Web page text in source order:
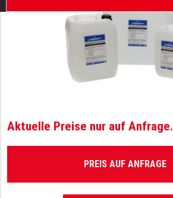
Aktuelle Preise nur auf Anfrage.
PREIS AUF ANFRAGE